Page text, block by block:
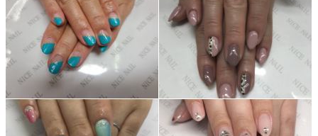
よくあるご質問
ご利用の流れ
取り扱いカラー